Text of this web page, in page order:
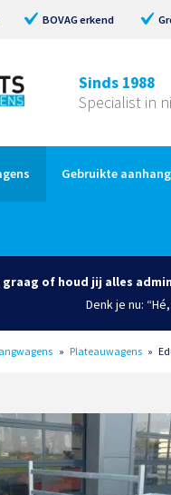
BOVAG erkend
Sinds 1988
Specialist in
Gebruikte
graag of houd jij alles
Denk je nu:
» Plateauwagens »